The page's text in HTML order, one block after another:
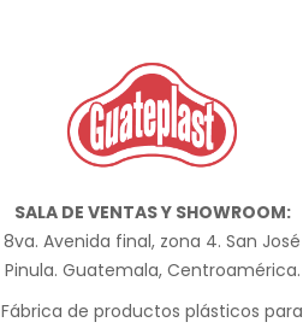
SALA DE VENTAS Y SHOWROOM:
8va. Avenida final, zona 4. San José
Pinula. Guatemala, Centroamérica.
Fábrica de productos plásticos para